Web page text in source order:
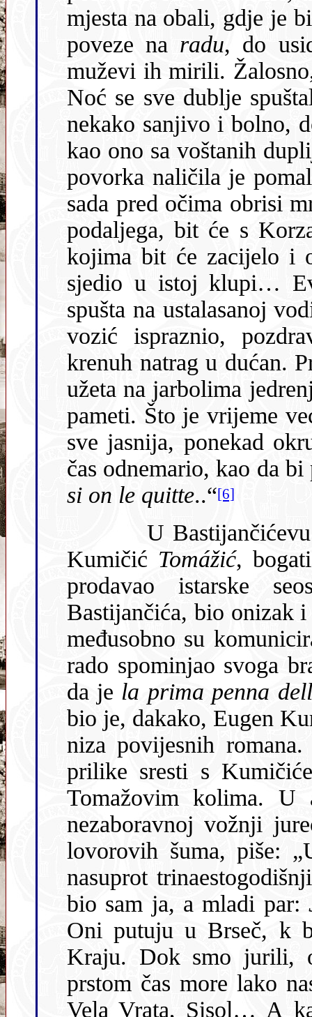
mjesta na obali, gdje je
poveze na radu, do
muževi ih mirili. Žalosno, pomalo i čudno činilo mi se sve to.
Noć se sve dublje spuštala, vjetar kroz konoplje zviždao, sve
nekako sanjivo i bolno, dok je s plinskih
kao ono sa voštanih duplijera na
povorka naličila je
sada pred očima obrisi
podaljega, bit će s Korza, odjekivali su glasovi djece, među
kojima bit će zacijelo i onih, s kojima sam
sjedio u istoj klupi… Evo
spušta na ustalasanoj
vozić ispraznio, pozdravih i turajući svoja prazna kolica
krenuh natrag u dućan. Pratio me plač mornarskih žena i fijuk
užeta na jarbolima jedrenjaka. Ta mi
pameti. Što je vrijeme
sve jasnija, ponekad
čas odnemario, kao da
si on le quitte..“[6]
U Bastijančićevu trgovinu redovito je navraćao Toma
Kumičić Tomážić, bogati trgovac iz Brseča, koji je u Rijeci
prodavao istarske seoske
Bastijančića, bio onizak
međusobno su
rado spominjao svoga brata profesora, za kojega bi znao reći
da je
bio je, dakako, Eugen
niza povijesnih romana.
prilike sresti s
Tomažovim kolima. U autobiografskim zapisima on o toj
nezaboravnoj vožnji jurećim kolima, koja su
lovorovih šuma, piše: „U
nasuprot
bio sam ja, a mladi par:
Oni putuju u Brseč, k bratu Tomažu, a mene će iskrcati u
Kraju. Dok smo jurili, on joj je –
prstom čas more lako
Vela Vrata, Sisol… A